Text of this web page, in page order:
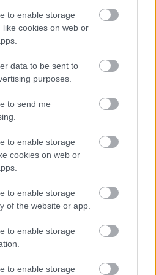
to enable storage
cookies on web or
data to be sent to
purposes.
to send me
to enable storage
cookies on web or
to enable storage
of the website or app.
to enable storage
to enable storage
w tabeli
> Klasa B, gr. II gospodarze (Start
Goście (Grunwald Połomia) plasują
mecze obu drużyn oraz statystyki
- relacja, wynik na żywo,
Połomia znajdziesz na naszej
Jeżeli szukasz informacji meczowych,
Grunwald Połomia - wynik, składy,
jest
albo innych spotkań Rzeszów >
takie informacje na naszym portalu.
się stream online z tego pojedynku.
Rzeszów |ITA TOOLS Stal Mielec